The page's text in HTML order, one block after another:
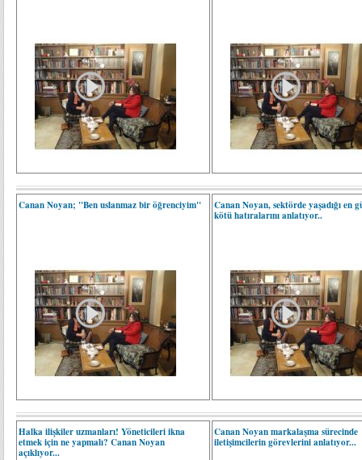
Canan Noyan; "Ben uslanmaz bir öğrenciyim"
Canan Noyan, sektörde yaşadığı en
kötü hatıralarını anlatıyor..
Halka ilişkiler uzmanları! Yöneticileri ikna
etmek için ne yapmalı? Canan Noyan
açıklıyor...
Canan Noyan markalaşma sürecinde
iletişimcilerin görevlerini anlatıyor...